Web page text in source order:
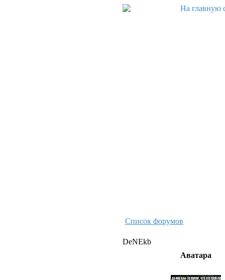
Список форумов
DeNEkb
Аватара